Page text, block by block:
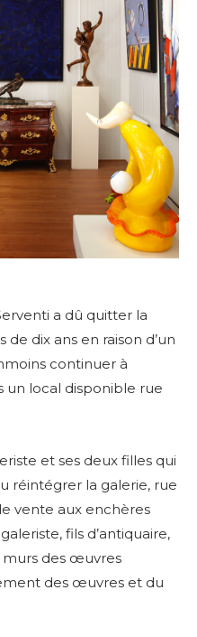
a dû quitter la
dix ans en raison d’un
continuer à
un local disponible rue
et ses deux filles qui
réintégrer la galerie, rue
vente aux enchères
fils d’antiquaire,
murs des œuvres
des œuvres et du